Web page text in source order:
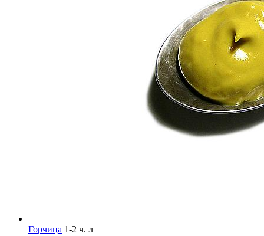
Горчица 1-2 ч. л